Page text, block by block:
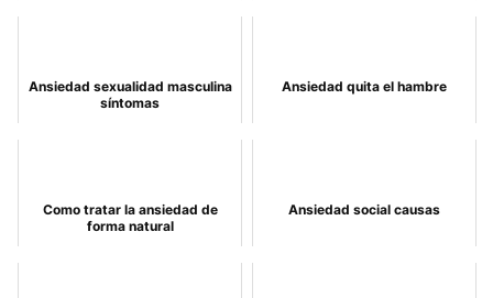
Ansiedad sexualidad masculina
síntomas
Ansiedad quita el hambre
Como tratar la ansiedad de
forma natural
Ansiedad social causas